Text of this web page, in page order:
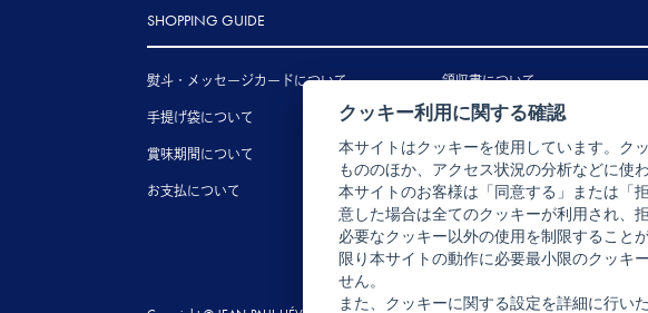
SHOPPING GUIDE
熨斗・メッセージカードについて
手提げ袋について
賞味期間について
お支払について
領収書について
送料について
配送について
キャンセル・返品・交換について
クッキー利用に関する確認
本サイトはクッキーを使用しています。ク
もののほか、アクセス状況の分析などに使わ
本サイトのお客様は「同意する」または「
意した場合は全てのクッキーが利用され、
必要なクッキー以外の使用を制限すること
限り本サイトの動作に必要最小限のクッキ
せん。
また、クッキーに関する設定を詳細に行い